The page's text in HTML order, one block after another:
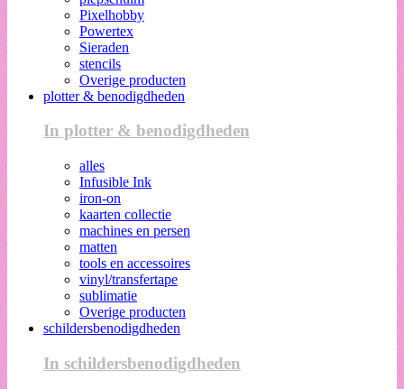
Pixelhobby
Powertex
Sieraden
stencils
Overige producten
plotter & benodigdheden
In plotter & benodigdheden
alles
Infusible Ink
iron-on
kaarten collectie
machines en persen
matten
tools en accessoires
vinyl/transfertape
sublimatie
Overige producten
schildersbenodigdheden
In schildersbenodigdheden